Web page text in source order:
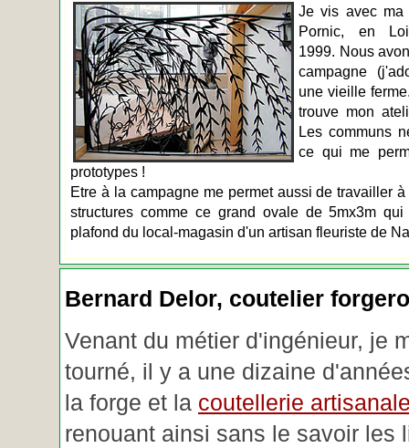
Je vis avec ma
Pornic, en
1999. Nous
campagne
une vieille
trouve mon
Les communs
ce qui me
prototypes !
Etre à la campagne me permet aussi de travailler
structures comme ce grand ovale de 5mx3m
plafond du local-magasin d'un artisan fleuriste de
Bernard Delor, coutelier
Venant du métier d'ingénieur, je
tourné, il y a une dizaine
la forge et la coutellerie
renouant ainsi sans le savoir les